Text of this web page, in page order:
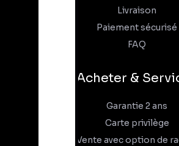
Livraison
Paiement sécurisé
FAQ
Acheter &
Garantie 2 ans
Carte privilège
Vente avec option de